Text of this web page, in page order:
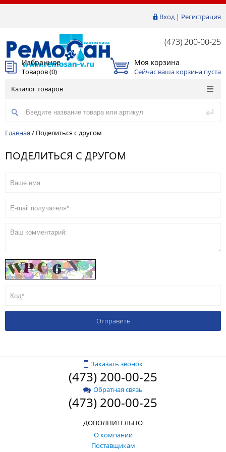
Вход| Регистрация
(473) 200-00-25
Избранное
Товаров (0)
Моя корзина
Сейчас ваша корзина пуста
Каталог товаров
Главная / Поделиться с другом
ПОДЕЛИТЬСЯ С ДРУГОМ
Заказать звонок
(473) 200-00-25
Обратная связь
(473) 200-00-25
ДОПОЛНИТЕЛЬНО
О компании
Поставщикам